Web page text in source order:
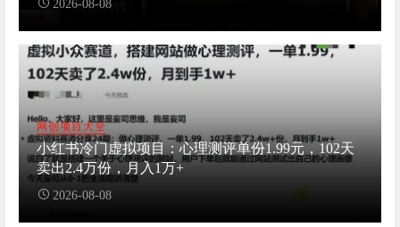
2026-08-08
网创项目大全
小红书冷门虚拟项目：心理测评单份1.99元，102天
卖出2.4万份，月入1万+
2026-08-08